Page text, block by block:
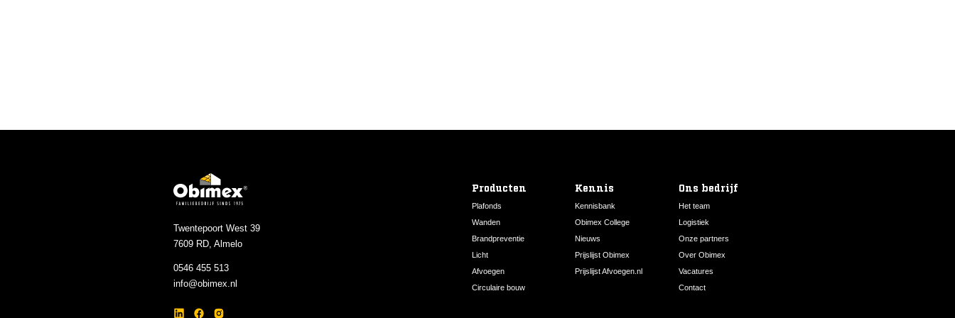
Twentepoort West 39
7609 RD, Almelo
0546 455 513
info@obimex.nl
Producten
Plafonds
Wanden
Brandpreventie
Licht
Afvoegen
Circulaire bouw
Kennis
Kennisbank
Obimex College
Nieuws
Prijslijst Obimex
Prijslijst Afvoegen.nl
Ons bedrijf
Het team
Logistiek
Onze partners
Over Obimex
Vacatures
Contact